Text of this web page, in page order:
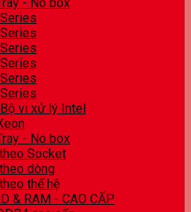
vi xử lý Intel
- No box
Socket
dòng
thế hệ
& RAM - CAO CẤP